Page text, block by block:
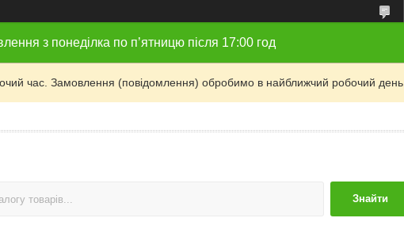
з понеділка по п’ятницю після 17:00 год
час. Замовлення (повідомлення) обробимо в найближчий робочий день.
Знайти